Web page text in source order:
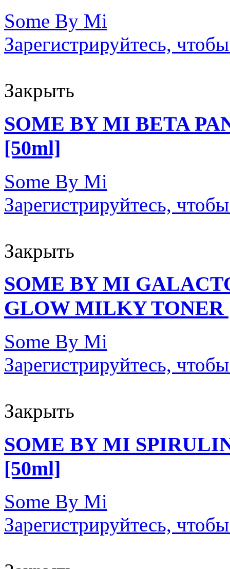
Some By Mi
Зарегистрируйтесь,
Закрыть
SOME BY MI BETA
[50ml]
Some By Mi
Зарегистрируйтесь,
Закрыть
SOME BY MI
GLOW MILKY TONER
Some By Mi
Зарегистрируйтесь,
Закрыть
SOME BY MI
[50ml]
Some By Mi
Зарегистрируйтесь,